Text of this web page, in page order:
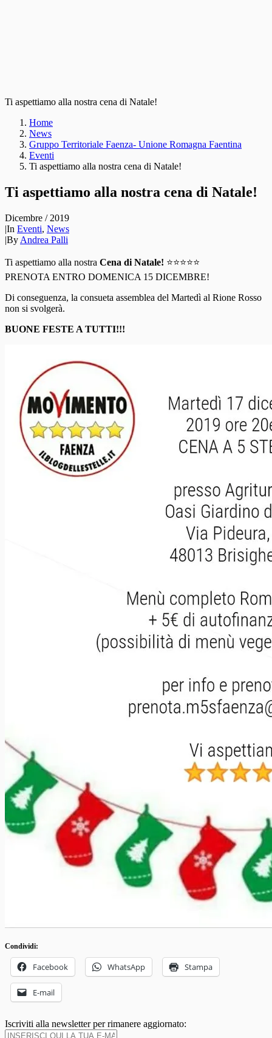
Ti aspettiamo alla nostra cena di Natale!
Home
News
Gruppo Territoriale Faenza- Unione Romagna Faentina
Eventi
Ti aspettiamo alla nostra cena di Natale!
Ti aspettiamo alla nostra cena di Natale!
Dicembre / 2019
|In Eventi, News
|By Andrea Palli
Ti aspettiamo alla nostra Cena di Natale! ⭐⭐⭐⭐⭐
PRENOTA ENTRO DOMENICA 15 DICEMBRE!
Di conseguenza, la consueta assemblea del Martedì al Rione Rosso
non si svolgerà.
BUONE FESTE A TUTTI!!!
Condividi:
Facebook WhatsApp Stampa
E-mail
Iscriviti alla newsletter per rimanere aggiornato: